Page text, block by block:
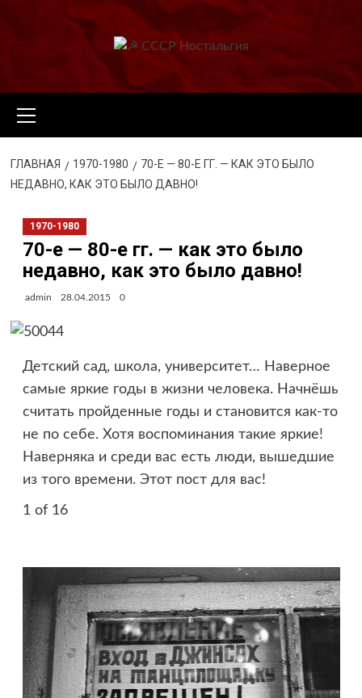
меню
ГЛАВНАЯ 1970-1980
70-Е — 80-Е ГГ. — КАК ЭТО БЫЛО
НЕДАВНО, КАК ЭТО БЫЛО ДАВНО!
1970-1980
70-е — 80-е гг. — как это было
недавно, как это было давно!
admin 28.04.2015 0
Детский сад, школа, университет… Наверное
самые яркие годы в жизни человека. Начнёшь
считать пройденные годы и становится как-то
не по себе. Хотя воспоминания такие яркие!
Наверняка и среди вас есть люди, вышедшие
из того времени. Этот пост для вас!
1of 16